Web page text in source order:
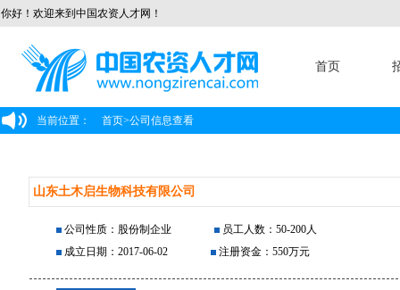
你好！欢迎来到中国农资人才网！
首页
当前位置： 首页>公司信息查看
山东土木启生物科技有限公司
公司性质：股份制企业
员工人数：50-200人
成立日期：2017-06-02
注册资金：550万元